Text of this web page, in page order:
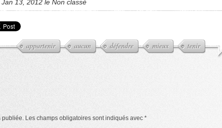
13, 2012 le Non classé
appartenir aucun défendre mieux tenir
publiée. Les champs obligatoires sont indiqués avec *